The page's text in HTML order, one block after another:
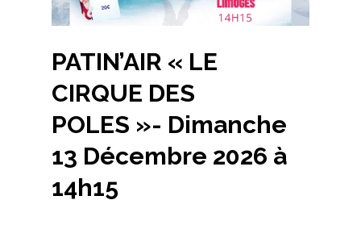
PATIN’AIR « LE
CIRQUE DES
POLES »- Dimanche
13 Décembre 2026 à
14h15